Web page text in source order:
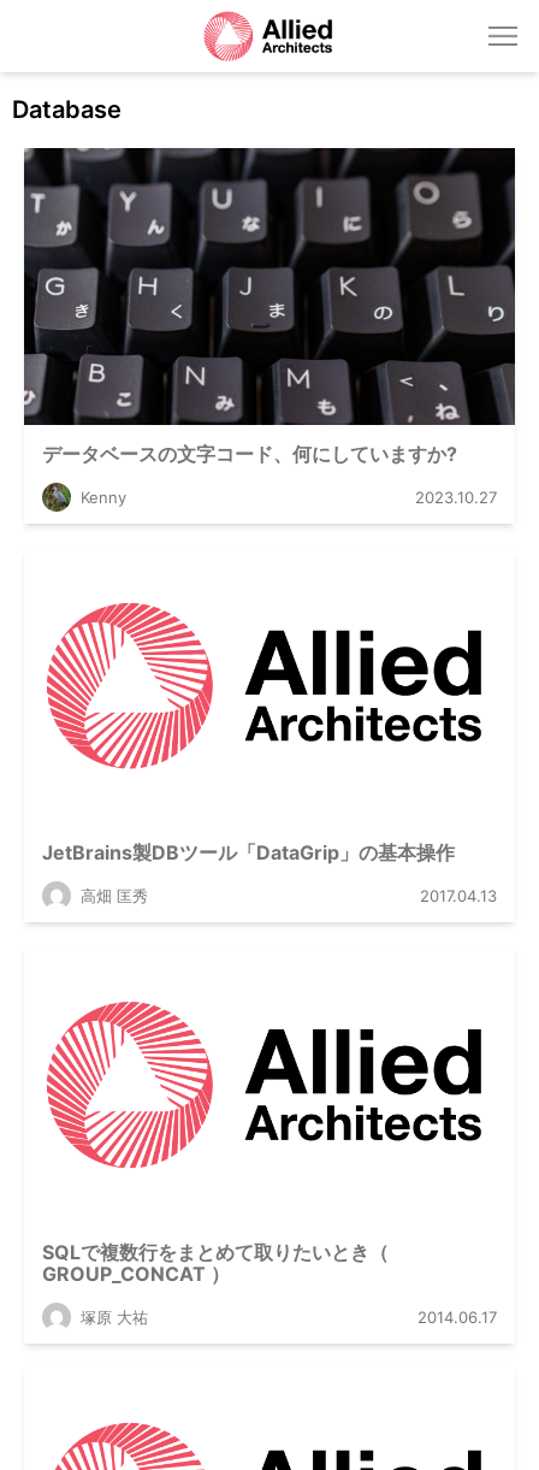
Database
データベースの文字コード、何にしていますか?
Kenny 2023.10.27
JetBrains製DBツール「DataGrip」の基本操作
高畑 匡秀 2017.04.13
SQLで複数行をまとめて取りたいとき（
GROUP_CONCAT ）
塚原 大祐 2014.06.17